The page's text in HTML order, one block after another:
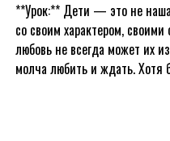
**Урок:** Дети — это не
со своим характером,
любовь не всегда может их
молча любить и ждать. Хотя